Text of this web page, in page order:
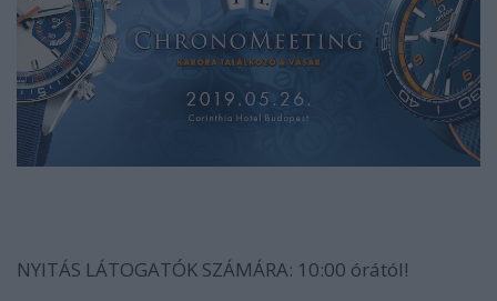
NYITÁS LÁTOGATÓK SZÁMÁRA: 10:00 órától!